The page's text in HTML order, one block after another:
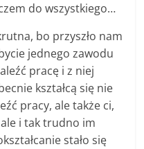
do wszystkiego…
bo przyszło nam
jednego zawodu
pracę i z niej
kształcą się nie
pracy, ale także ci,
i tak trudno im
stało się